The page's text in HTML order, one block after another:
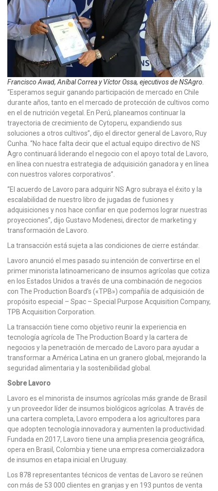
Francisco Awad, Aníbal Correa y Víctor Ossa, ejecutivos de NSAgro.
“Esperamos seguir ganando participación de mercado en Chile
durante años, tanto en el mercado de protección de cultivos como
en el de nutrición vegetal. En Perú, planeamos continuar la
trayectoria de crecimiento de Cytoperu, expandiendo sus
soluciones a otros cultivos”, dijo el director general de Lavoro, Ruy
Cunha. “No hace falta decir que el actual equipo directivo de NS
Agro continuará liderando el negocio con el apoyo total de Lavoro,
en línea con nuestra estrategia de adquisición ganadora y en línea
con nuestros valores corporativos”.
“El acuerdo de Lavoro para adquirir NS Agro subraya el éxito y la
escalabilidad de nuestro libro de jugadas de fusiones y
adquisiciones y nos hace confiar en que podemos lograr nuestras
proyecciones”, dijo Gustavo Modenesi, director de marketing y
transformación de Lavoro.
La transacción está sujeta a las condiciones de cierre estándar.
Lavoro anunció el mes pasado su intención de convertirse en el
primer minorista latinoamericano de insumos agrícolas que cotiza
en los Estados Unidos a través de una combinación de negocios
con The Production Board’s («TPB») compañía de adquisición de
propósito especial – Spac – Special Purpose Acquisition Company,
TPB Acquisition Corporation.
La transacción tiene como objetivo reunir la experiencia en
tecnología agrícola de The Production Board y la cartera de
negocios y la penetración de mercado de Lavoro para ayudar a
transformar a América Latina en un granero global, mejorando la
seguridad alimentaria y la sostenibilidad global.
Sobre Lavoro
Lavoro es el minorista de insumos agrícolas más grande de Brasil
y un proveedor líder de insumos biológicos agrícolas. A través de
una cartera completa, Lavoro empodera a los agricultores para
que adopten tecnología innovadora y aumenten la productividad.
Fundada en 2017, Lavoro tiene una amplia presencia geográfica,
opera en Brasil, Colombia y tiene una empresa comercializadora
de insumos en etapa inicial en Uruguay.
Los 878 representantes técnicos de ventas de Lavoro se reúnen
con más de 53 000 clientes en granjas y en 193 puntos de venta